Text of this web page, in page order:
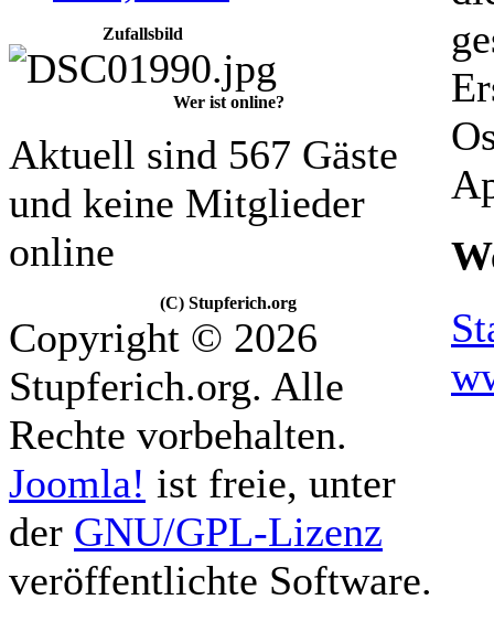
Zufallsbild
Wer ist online?
Aktuell sind 567 Gäste
und keine Mitglieder
online
(C) Stupferich.org
Copyright © 2026
Stupferich.org. Alle
Rechte vorbehalten.
Joomla! ist freie, unter
der GNU/GPL-Lizenz
veröffentlichte Software.